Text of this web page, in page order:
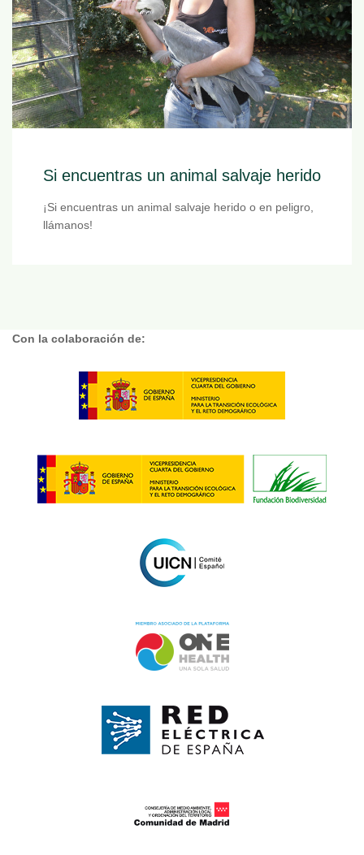
Si encuentras un animal salvaje herido
¡Si encuentras un animal salvaje herido o en peligro,
llámanos!
Con la colaboración de: